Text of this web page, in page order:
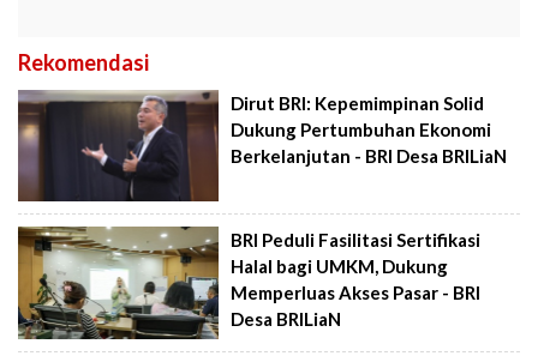
Rekomendasi
Dirut BRI: Kepemimpinan Solid
Dukung Pertumbuhan Ekonomi
Berkelanjutan - BRI Desa BRILiaN
BRI Peduli Fasilitasi Sertifikasi
Halal bagi UMKM, Dukung
Memperluas Akses Pasar - BRI
Desa BRILiaN